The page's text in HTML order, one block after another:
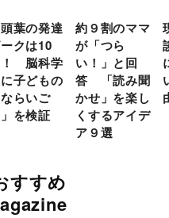
葉の発達
クは10
脳科学
子どもの
ならいご
を検証
約９割のママ
が「つら
い！」と回
答 「読み聞
かせ」を楽し
くするアイデ
ア９選
すすめ